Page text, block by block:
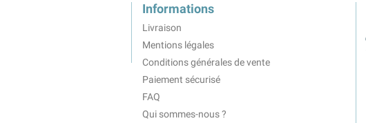
Informations
Livraison
Mentions légales
Conditions générales de vente
Paiement sécurisé
FAQ
Qui sommes-nous ?